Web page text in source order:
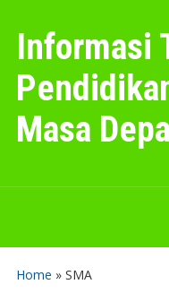
Informasi
Masa
Home » SMA